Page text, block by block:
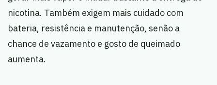
nicotina. Também exigem mais cuidado com
bateria, resistência e manutenção, senão a
chance de vazamento e gosto de queimado
aumenta.